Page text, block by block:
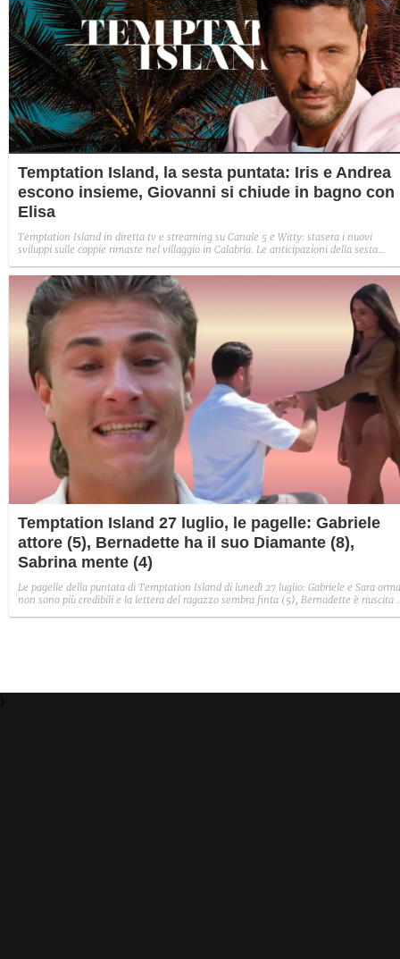
Temptation Island, la sesta puntata: Iris e Andrea
escono insieme, Giovanni si chiude in bagno con
Elisa
Temptation Island in diretta tv e streaming su Canale 5 e Witty: stasera i nuovi
sviluppi sulle coppie rimaste nel villaggio in Calabria. Le anticipazioni della sesta
Sabrina rifiuta il falò con Giovanni e si avvicina a Lory.
Temptation Island 27 luglio, le pagelle: Gabriele
attore (5), Bernadette ha il suo Diamante (8),
Sabrina mente (4)
Le pagelle della puntata di Temptation Island di lunedì 27 luglio: Gabriele e Sara
non sono più credibili e la lettera del ragazzo sembra finta (5), Bernadette è riuscita